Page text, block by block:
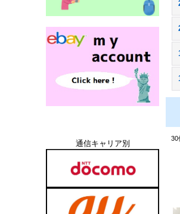
通信キャリア別
30